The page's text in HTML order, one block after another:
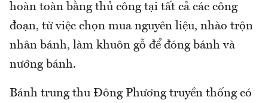
hoàn toàn bằng thủ công tại tất cả các công
đoạn, từ việc chọn mua nguyên liệu, nhào trộn
nhân bánh, làm khuôn gỗ để đóng bánh và
nướng bánh.
Bánh trung thu Đông Phương truyền thống có